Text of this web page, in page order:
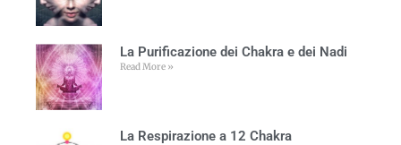
La Purificazione dei Chakra e dei Nadi
Read More »
La Respirazione a 12 Chakra